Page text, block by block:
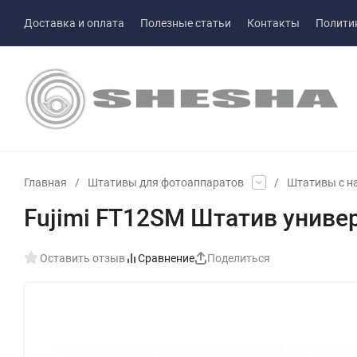
Доставка и оплата Полезные статьи Контакты
Главная / Штативы для фотоаппаратов / Штативы с
Fujimi FT12SM Штатив
Оставить отзыв Сравнение Поделиться